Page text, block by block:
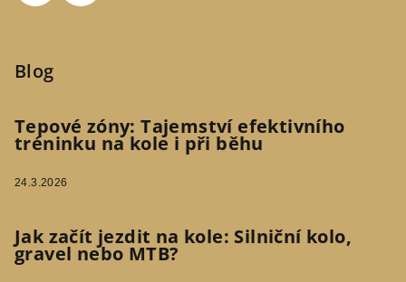
Blog
Tepové zóny: Tajemství efektivního
tréninku na kole i při běhu
24.3.2026
Jak začít jezdit na kole: Silniční kolo,
gravel nebo MTB?